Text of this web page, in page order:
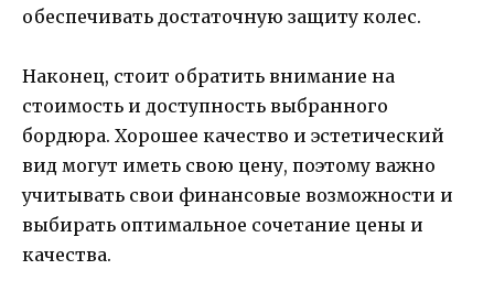
обеспечивать достаточную защиту колес.
Наконец, стоит обратить внимание на
стоимость и доступность выбранного
бордюра. Хорошее качество и эстетический
вид могут иметь свою цену, поэтому важно
учитывать свои финансовые возможности и
выбирать оптимальное сочетание цены и
качества.